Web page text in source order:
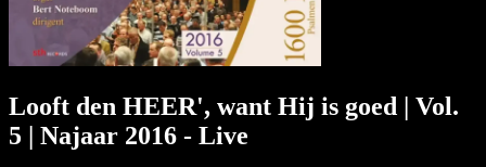
Looft den HEER', want Hij is goed | Vol.
5 | Najaar 2016 - Live